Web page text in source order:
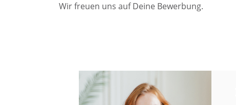
Wir freuen uns auf Deine Bewerbung.